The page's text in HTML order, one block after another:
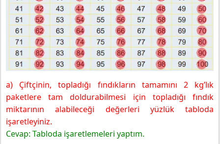
a) Çiftçinin, topladığı fındıkların tamamını 2 kg’lık
paketlere tam doldurabilmesi için topladığı fındık
miktarının alabileceği değerleri yüzlük tabloda
işaretleyiniz.
Cevap: Tabloda işaretlemeleri yaptım.